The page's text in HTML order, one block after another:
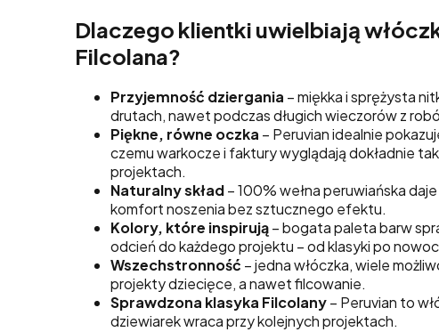
Dlaczego klientki uwielbiają
Filcolana?
Przyjemność dziergania – miękka i sprężysta
drutach, nawet podczas długich wieczorów z
Piękne, równe oczka – Peruvian idealnie
czemu warkocze i faktury wyglądają dokładnie
projektach.
Naturalny skład– 100% wełna peruwiańska
komfort noszenia bez sztucznego efektu.
Kolory, które inspirują– bogata paleta barw
odcień do każdego projektu – od klasyki po
Wszechstronność – jedna włóczka, wiele
projekty dziecięce, a nawet filcowanie.
Sprawdzona klasyka Filcolany– Peruvian to
dziewiarek wraca przy kolejnych projektach.